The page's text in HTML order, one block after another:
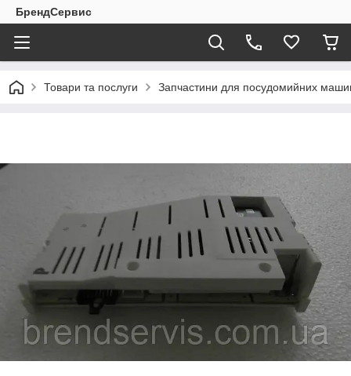
БрендСервис
Товари та послуги Запчастини для посудомийних